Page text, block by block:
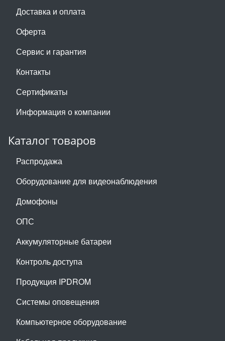
Доставка и оплата
Оферта
Сервис и гарантия
Контакты
Сертификаты
Информация о компании
Каталог товаров
Распродажа
Оборудование для видеонаблюдения
Домофоны
ОПС
Аккумуляторные батареи
Контроль доступа
Продукция IPDROM
Системы оповещения
Компьютерное оборудование